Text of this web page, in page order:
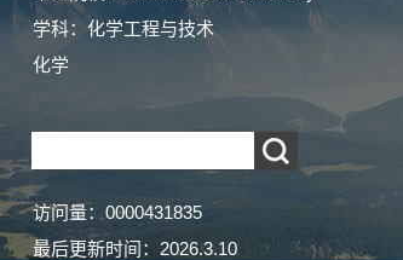
学科：化学工程与技术
化学
访问量： 0000431835
最后更新时间： 2026.3.10